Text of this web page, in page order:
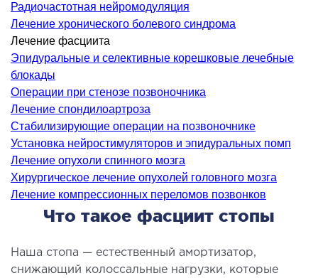
помощь
ЗАБОЛЕВАНИЯ
горла и гортани
носа
ушей
И ЛОР-ХИРУРГИЯ
лечение полости носа и
пазух
Радиочастотная нейромодуляция
Лечение хронического болевого синдрома
Лечение фасциита
Эпидуральные и селективные корешковые лечебные
блокады
Операции при стенозе позвоночника
Лечение спондилоартроза
Стабилизирующие операции на позвоночнике
Установка нейростимуляторов и эпидуральных помп
Лечение опухоли спинного мозга
Хирургическое лечение опухолей головного мозга
Лечение компрессионных переломов позвонков
Что такое фасциит стопы
Наша стопа — естественный амортизатор,
снижающий колоссальные нагрузки, которые